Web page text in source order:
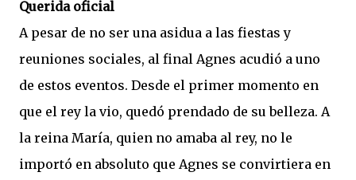
Querida oficial
A pesar de no ser una asidua a las fiestas y
reuniones sociales, al final Agnes acudió a uno
de estos eventos. Desde el primer momento en
que el rey la vio, quedó prendado de su belleza. A
la reina María, quien no amaba al rey, no le
importó en absoluto que Agnes se convirtiera en